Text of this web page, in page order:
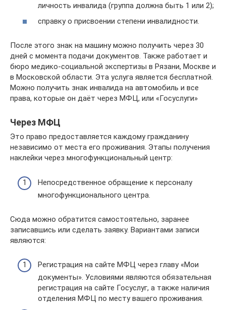
личность инвалида (группа должна быть 1 или 2);
справку о присвоении степени инвалидности.
После этого знак на машину можно получить через 30
дней с момента подачи документов. Также работает и
бюро медико-социальной экспертизы в Рязани, Москве и
в Московской области. Эта услуга является бесплатной.
Можно получить знак инвалида на автомобиль и все
права, которые он даёт через МФЦ, или «Госуслуги»
Через МФЦ
Это право предоставляется каждому гражданину
независимо от места его проживания. Этапы получения
наклейки через многофункциональный центр:
Непосредственное обращение к персоналу
многофункционального центра.
Сюда можно обратится самостоятельно, заранее
записавшись или сделать заявку. Вариантами записи
являются:
Регистрация на сайте МФЦ через главу «Мои
документы». Условиями являются обязательная
регистрация на сайте Госуслуг, а также наличия
отделения МФЦ по месту вашего проживания.